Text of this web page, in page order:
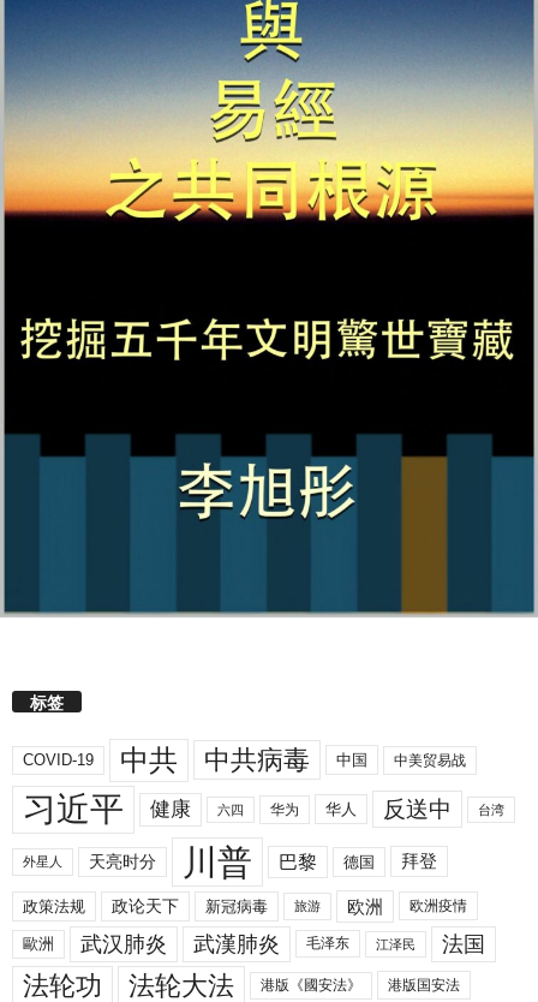
标签
COVID-19 中共 中共病毒 中国 中美贸易战
习近平 健康 六四 华为 华人 反送中 台湾
外星人 天亮时分 川普 巴黎 德国 拜登
政策法规 政论天下 新冠病毒 旅游 欧洲 欧洲疫情
歐洲 武汉肺炎 武漢肺炎 毛泽东 江泽民 法国
法轮功 法轮大法 港版《國安法》 港版国安法